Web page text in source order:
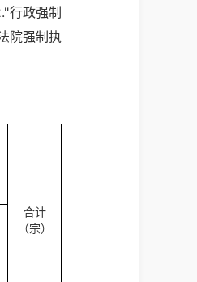
行政强制
院强制执
合计
（宗）